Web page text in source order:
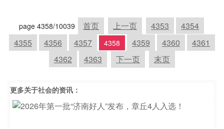
page 4358/10039 首页 上一页 4353
4354
4355
4356 4357 4358 4359 4360
4361
4362
4363 下一页 末页
更多关于社会的资讯：